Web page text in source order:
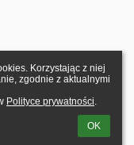
Korzystając z niej
zgodnie z aktualnymi
Polityce prywatności.
OK